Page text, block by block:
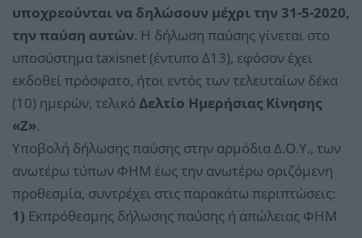
υποχρεούνται να δηλώσουν μέχρι την 31-5-2020,
την παύση αυτών. Η δήλωση παύσης γίνεται στο
υποσύστημα taxisnet (έντυπο Δ13), εφόσον έχει
εκδοθεί πρόσφατο, ήτοι εντός των τελευταίων δέκα
(10) ημερών, τελικό Δελτίο Ημερήσιας Κίνησης
«Ζ».
Υποβολή δήλωσης παύσης στην αρμόδια Δ.Ο.Υ., των
ανωτέρω τύπων ΦΗΜ έως την ανωτέρω οριζόμενη
προθεσμία, συντρέχει στις παρακάτω περιπτώσεις:
1) Εκπρόθεσμης δήλωσης παύσης ή απώλειας ΦΗΜ